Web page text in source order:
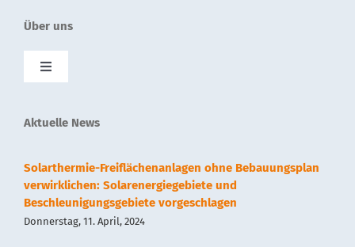
Über uns
Toggle
Presse
Aktuelle News
Solarthermie-Freiflächenanlagen ohne Bebauungsplan
verwirklichen: Solarenergiegebiete und
Beschleunigungsgebiete vorgeschlagen
Donnerstag, 11. April, 2024